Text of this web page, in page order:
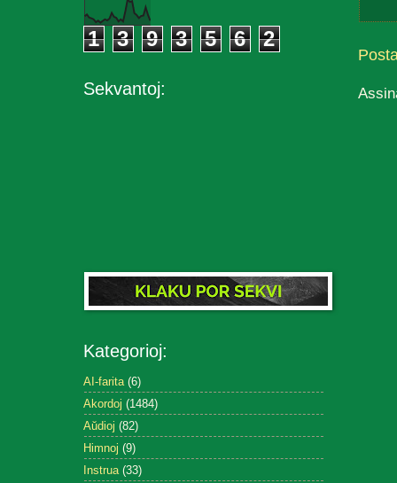
1 3 9 3 5 6 2
Sekvantoj:
Kategorioj:
AI-farita (6)
Akordoj (1484)
Aŭdioj (82)
Himnoj (9)
Instrua (33)